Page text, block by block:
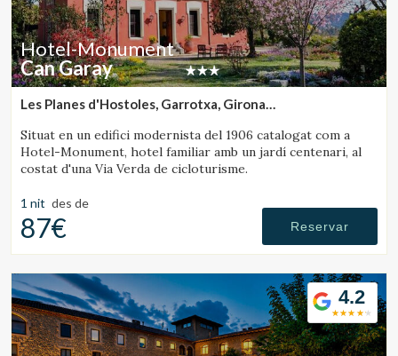
Hotel-Monument
Can Garay
Les Planes d'Hostoles, Garrotxa, Girona
Situat en un edifici modernista del 1906 catalogat com a
Hotel-Monument, hotel familiar amb un jardí centenari, al
costat d'una Via Verda de cicloturisme.
1 nit des de
87€ Reservar
4.2